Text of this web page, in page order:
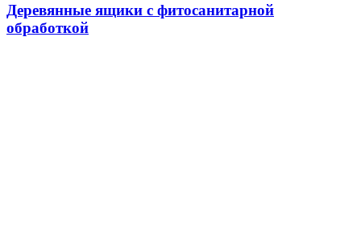
Деревянные ящики с фитосанитарной
обработкой